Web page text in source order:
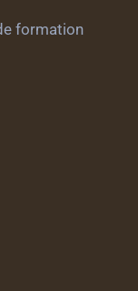
formation